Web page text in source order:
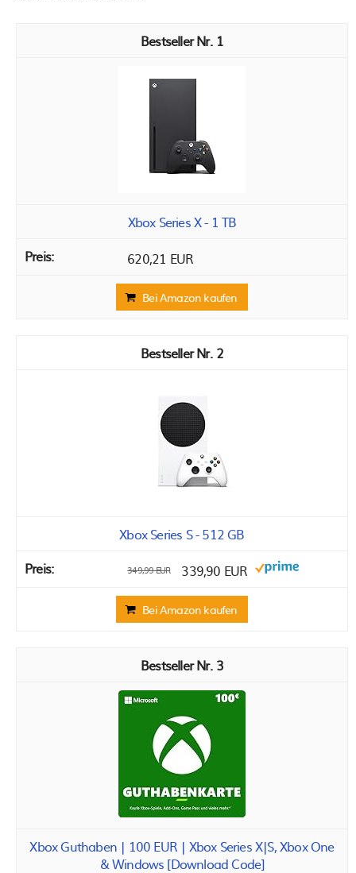
1
Xbox Series X - 1 TB
620,21 EUR
Bei Amazon kaufen
2
Xbox Series S - 512 GB
349,99 EUR 339,90 EUR
Bei Amazon kaufen
3
Xbox Guthaben | 100 EUR | Xbox Series X|S, Xbox One
& Windows [Download Code]